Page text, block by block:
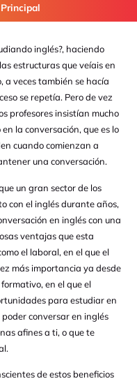
inglés?, haciendo
estructuras que veíais en
a veces también se hacía
se repetía. Pero de vez
profesores insistían mucho
la conversación, que es lo
cuando comienzan a
una conversación.
un gran sector de los
con el inglés durante años,
en inglés con una
ventajas que esta
el laboral, en el que el
más importancia ya desde
en el que el
para estudiar en
conversar en inglés
afines a ti, o que te
de estos beneficios